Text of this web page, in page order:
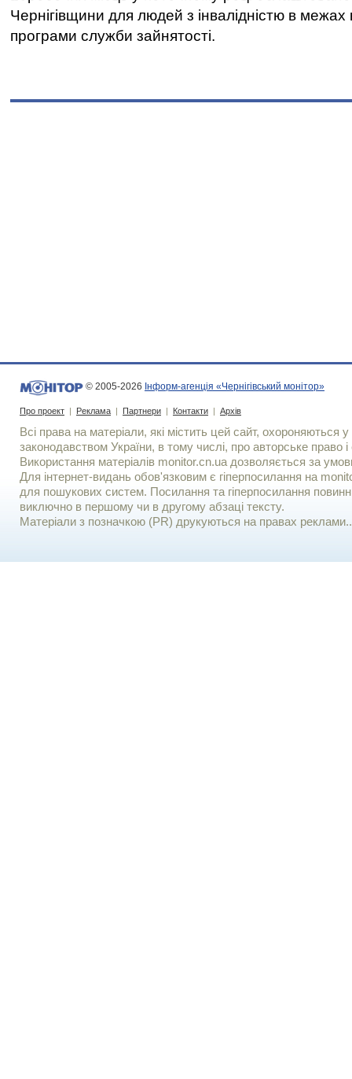
Чернігівщини для людей з інвалідністю в межах
програми служби зайнятості.
© 2005-2026 Інформ-агенція «Чернігівський монітор»
Про проект | Реклама | Партнери | Контакти | Архів
Всі права на матеріали, які містить цей сайт, охороняються у
законодавством України, в тому числі, про авторське право і
Використання матерiалiв monitor.cn.ua дозволяється за
Для iнтернет-видань обов'язковим є гiперпосилання на
для пошукових систем. Посилання та гіперпосилання
виключно в першому чи в другому абзаці тексту.
Матеріали з позначкою (PR) друкуються на правах реклами..